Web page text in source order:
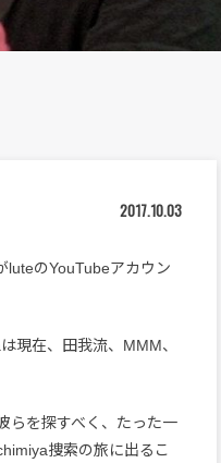
2017.10.03
luteのYouTubeアカウン
現在、田我流、MMM、
らを探すべく、たった一
捜索の旅に出るこ